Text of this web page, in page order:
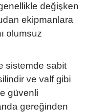
değişken
ekipmanlara
olumsuz
sistemde sabit
ve valf gibi
güvenli
gereğinden